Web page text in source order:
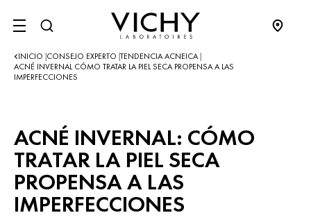
SITE MENU
INICIO CONSEJO EXPERTO TENDENCIA ACNEICA
ACNÉ INVERNAL CÓMO TRATAR LA PIEL SECA PROPENSA A LAS
IMPERFECCIONES
ACNÉ INVERNAL: CÓMO
TRATAR LA PIEL SECA
PROPENSA A LAS
IMPERFECCIONES